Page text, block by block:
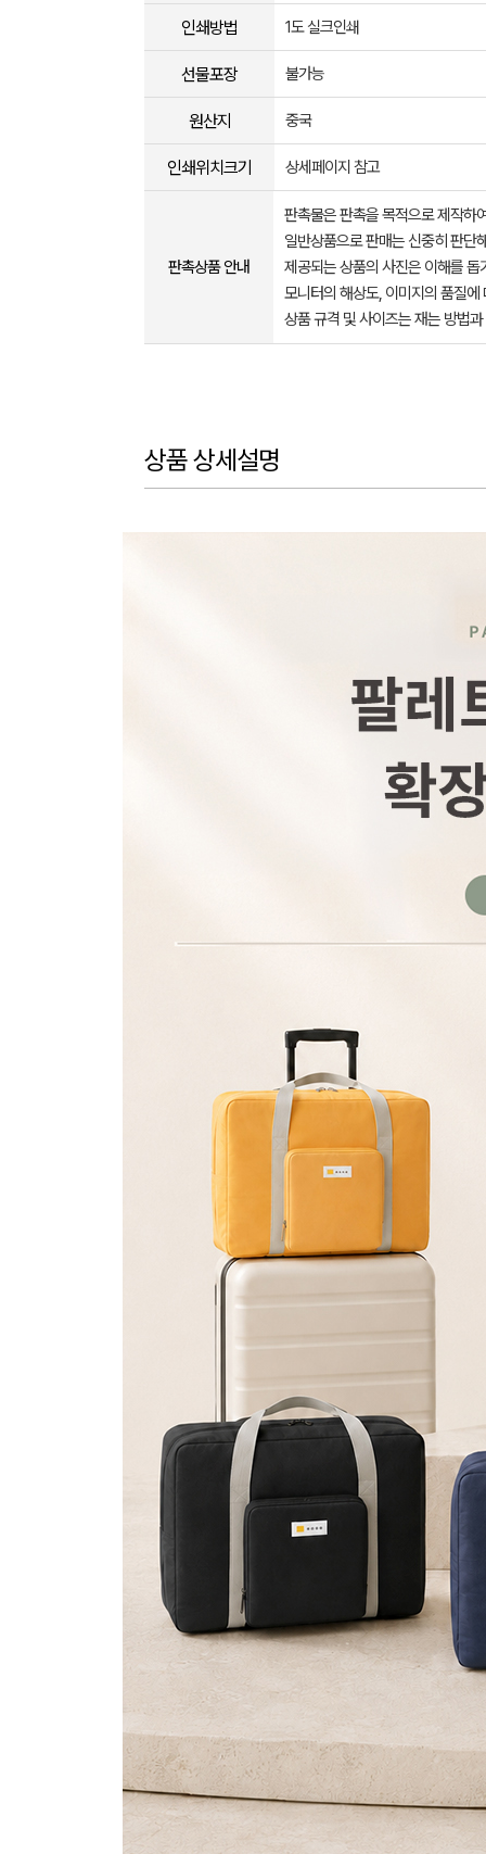
인쇄방법 1도 실크인쇄
선물포장 불가능
원산지 중국
인쇄위치크기 상세페이지 참고
판촉상품 안내
판촉물은 판촉을 목적으로 제작하
일반상품으로 판매는 신중히 판단
제공되는 상품의 사진은 이해를
모니터의 해상도, 이미지의 품질
상품 규격 및 사이즈는 재는 방법
상품 상세설명